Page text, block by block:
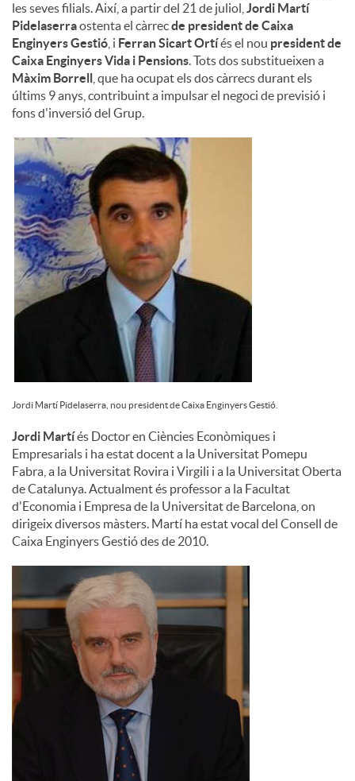
i
n
g
u
t
s
les seves filials. Així, a partir del 21 de juliol, Jordi Martí
Pidelaserraostenta el càrrecde president de Caixa
Enginyers Gestió , i Ferran Sicart Ortíés el nou president de
Caixa Enginyers Vida i Pensions. Tots dos substitueixen a
Màxim Borrell , que ha ocupat els dos càrrecs durant els
últims 9 anys, contribuint a impulsar el negoci de previsió i
fons d'inversió del Grup.
Jordi Martí Pidelaserra, nou president de Caixa Enginyers Gestió.
Jordi Martíés Doctor en Ciències Econòmiques i
Empresarials i ha estat docent a la Universitat Pomepu
Fabra, a la Universitat Rovira i Virgili i a la Universitat Oberta
de Catalunya. Actualment és professor a la Facultat
d'Economia i Empresa de la Universitat de Barcelona, on
dirigeix diversos màsters. Martí ha estat vocal del Consell de
Caixa Enginyers Gestió des de 2010.